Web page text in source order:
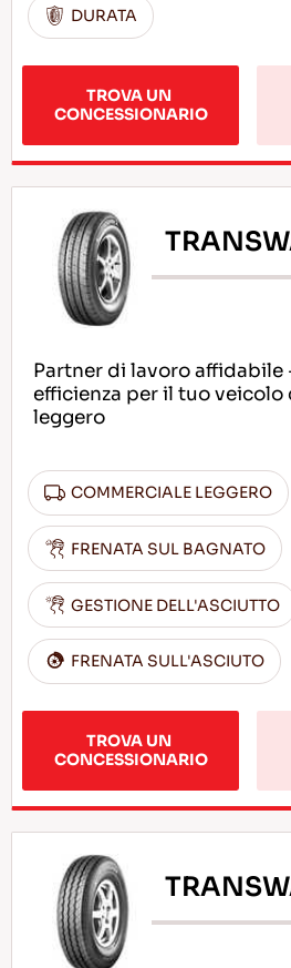
DURATA
TROVA UN
CONCESSIONARIO
Partner di lavoro affidabile
efficienza per il tuo veicolo
leggero
COMMERCIALE LEGGERO
FRENATA SUL BAGNATO
GESTIONE DELL'ASCIUTTO
FRENATA SULL'ASCIUTO
TROVA UN
CONCESSIONARIO